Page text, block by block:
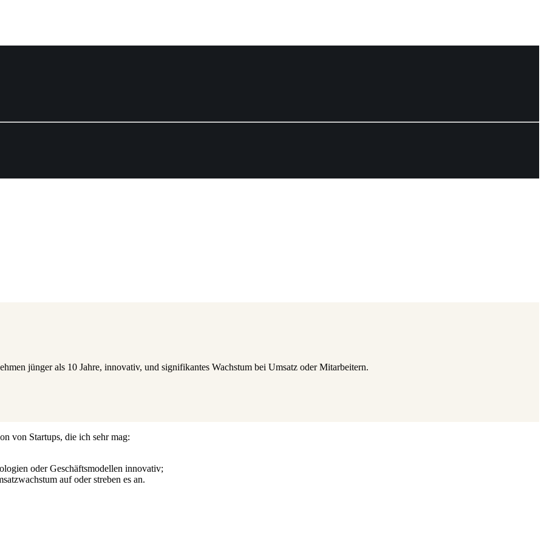
jünger als 10 Jahre, innovativ, und signifikantes Wachstum bei Umsatz oder Mitarbeitern.
von Startups, die ich sehr mag:
oder Geschäftsmodellen innovativ;
auf oder streben es an.